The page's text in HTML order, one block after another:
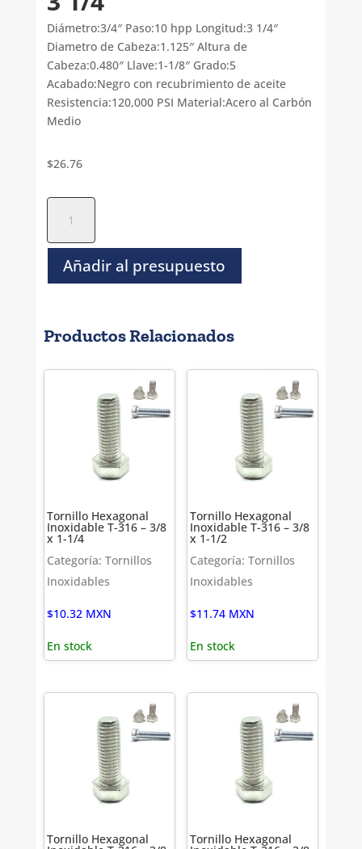
Diámetro:3/4″ Paso:10 hpp Longitud:3 1/4″
Diametro de Cabeza:1.125″ Altura de
Cabeza:0.480″ Llave:1-1/8″ Grado:5
Acabado:Negro con recubrimiento de aceite
Resistencia:120,000 PSI Material:Acero al Carbón
Medio
$26.76
Hexagonal
Negro
Grado
5
x
1/4"
Añadir al presupuesto
Productos Relacionados
Tornillo Hexagonal
Inoxidable T-316 – 3/8
x 1-1/4
Categoría: Tornillos
Inoxidables
$10.32 MXN
En stock
Tornillo Hexagonal
Inoxidable T-316 – 3/8
x 1-1/2
Categoría: Tornillos
Inoxidables
$11.74 MXN
En stock
Tornillo Hexagonal Tornillo Hexagonal